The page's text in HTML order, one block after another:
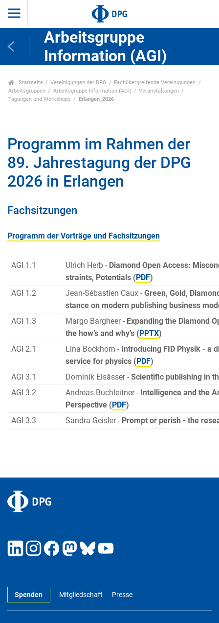
Arbeitsgruppe
Information (AGI)
Startseite Vereinigungen der DPG
Fachübergreifende Vereinigungen
Arbeitsgruppen
Arbeitsgruppe Information (AGI)
Veranstaltungen
Tagungen und Workshops
Erlangen_2026
Programm im Rahmen der
89. Jahrestagung der DPG
2026 in Erlangen
Fachsitzungen
Programm der Vorträge und Fachsitzungen
AGI 1.1 Ulrich Herb - Diamond Open Access:
straints, Potentials (PDF)
AGI 1.2
Jean-Sébastien Caux - Green, Gold,
stance on modern publishing business
AGI 1.3
Margo Bargheer - Expanding the Diamond
the how’s and why’s (PPTX)
AGI 2.1
Lina Bockhorn - Introducing FID Physik - a
service for physics (PDF)
AGI 3.1
Dominik Elsässer - Scientific publishing in
AGI 3.2
Andreas Buchleitner - Intelligence and the
Perspective (PDF)
AGI 3.3
Sandra Geisler - Prompt or perish - the
Spenden Mitgliedschaft Presse